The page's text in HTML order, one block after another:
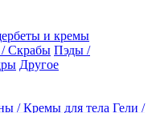
и кремы
Скрабы Пэды /
Другое
/ Кремы для тела Гели /